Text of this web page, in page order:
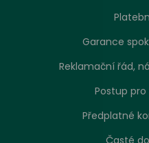
Garance
Reklamační řád,
Postup
Předplatné
Časté